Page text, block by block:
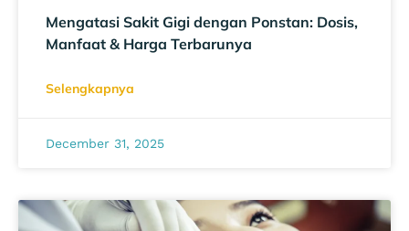
Mengatasi Sakit Gigi dengan Ponstan: Dosis,
Manfaat & Harga Terbarunya
Selengkapnya
December 31, 2025